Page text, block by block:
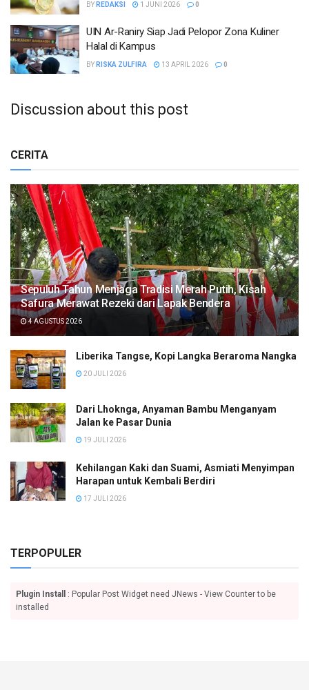
BY REDAKSI 1 JUNI 2026 0
UIN Ar-Raniry Siap Jadi Pelopor Zona Kuliner
Halal di Kampus
BY RISKA ZULFIRA 13 APRIL 2026 0
Discussion about this post
CERITA
Sepuluh Tahun Menjaga Tradisi Merah Putih, Kisah
Safura Merawat Rezeki dari Lapak Bendera
4 AGUSTUS 2026
Liberika Tangse, Kopi Langka Beraroma Nangka
20 JULI 2026
Dari Lhoknga, Anyaman Bambu Menganyam
Jalan ke Pasar Dunia
19 JULI 2026
Kehilangan Kaki dan Suami, Asmiati Menyimpan
Harapan untuk Kembali Berdiri
17 JULI 2026
TERPOPULER
Plugin Install
: Popular Post Widget need JNews - View Counter to be
installed